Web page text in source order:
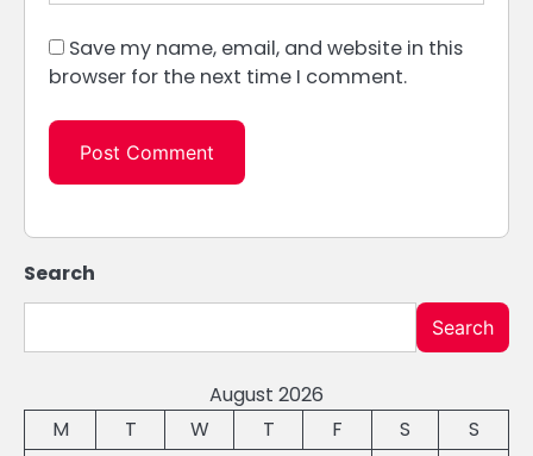
Save my name, email, and website in this
browser for the next time I comment.
Search
Search
August 2026
M
T W T F S
S